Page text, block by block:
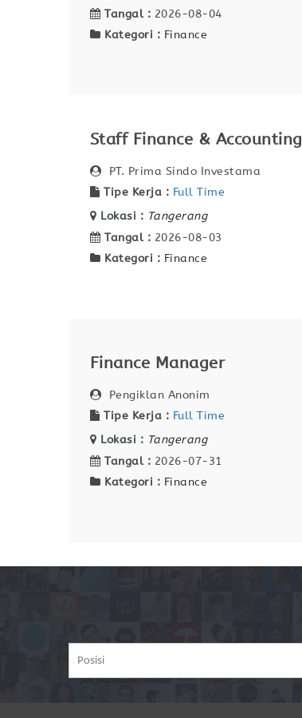
Tangal : 2026-08-04
Kategori : Finance
Staff Finance & Accounting
PT. Prima Sindo Investama
Tipe Kerja : Full Time
Lokasi : Tangerang
Tangal : 2026-08-03
Kategori : Finance
Finance Manager
Pengiklan Anonim
Tipe Kerja : Full Time
Lokasi : Tangerang
Tangal : 2026-07-31
Kategori : Finance